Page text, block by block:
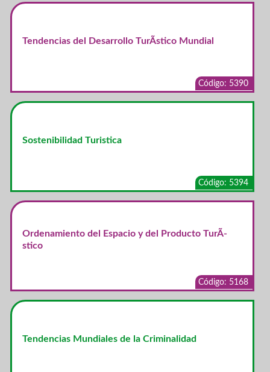
Tendencias del Desarrollo TurÃ­stico Mundial
Código: 5390
Sostenibilidad Turistica
Código: 5394
Ordenamiento del Espacio y del Producto TurÃ­
stico
Código: 5168
Tendencias Mundiales de la Criminalidad